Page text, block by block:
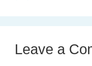
Leave a